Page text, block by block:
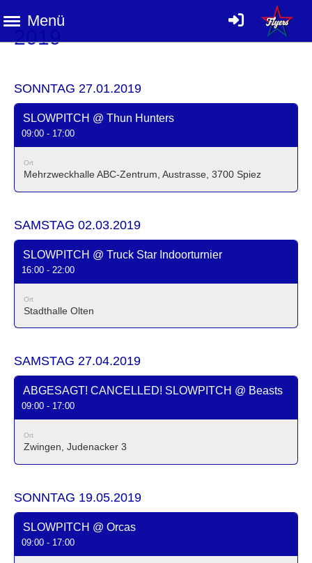
Menü
2019
SONNTAG 27.01.2019
SLOWPITCH @ Thun Hunters
09:00 - 17:00
Ort
Mehrzweckhalle ABC-Zentrum, Austrasse, 3700 Spiez
SAMSTAG 02.03.2019
SLOWPITCH @ Truck Star Indoorturnier
16:00 - 22:00
Ort
Stadthalle Olten
SAMSTAG 27.04.2019
ABGESAGT! CANCELLED! SLOWPITCH @ Beasts
09:00 - 17:00
Ort
Zwingen, Judenacker 3
SONNTAG 19.05.2019
SLOWPITCH @ Orcas
09:00 - 17:00